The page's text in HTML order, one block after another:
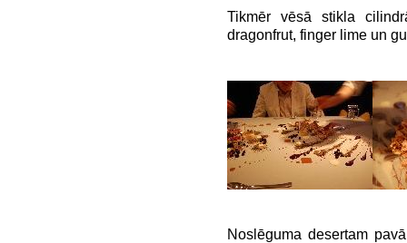
Tikmēr vēsā stikla
dragonfrut, finger lime un
Noslēguma desertam